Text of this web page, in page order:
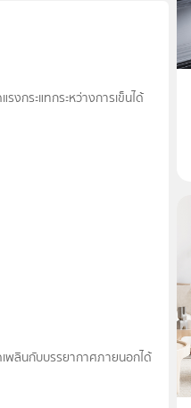
กระแทกระหว่างการเข็นได้
พลินกับบรรยากาศภายนอกได้